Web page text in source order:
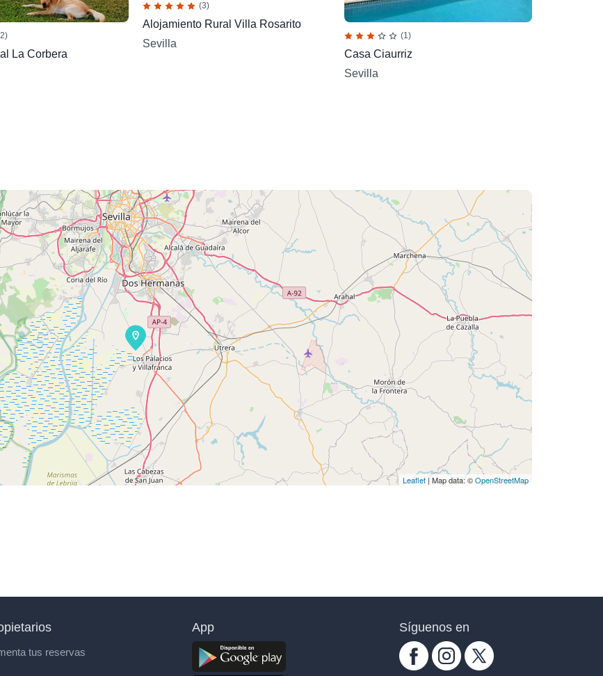
La Corbera
(3)
Alojamiento Rural Villa Rosarito
Sevilla
(1)
Casa Ciaurriz
Sevilla
Leaflet | Map data: ©OpenStreetMap
tus reservas
App Síguenos en